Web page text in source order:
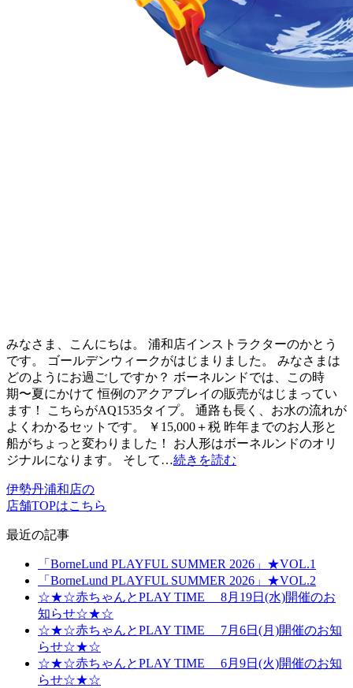
みなさま、こんにちは。 浦和店インストラクターのかとう
です。 ゴールデンウィークがはじまりました。 みなさまは
どのようにお過ごしですか？ ボーネルンドでは、この時
期〜夏にかけて 恒例のアクアプレイの販売がはじまってい
ます！ こちらがAQ1535タイプ。 通路も長く、お水の流れが
よくわかるセットです。 ￥15,000＋税 昨年までのお人形と
船がちょっと変わりました！ お人形はボーネルンドのオリ
ジナルになります。 そして…続きを読む
伊勢丹浦和店の
店舗TOPはこちら
最近の記事
「BorneLund PLAYFUL SUMMER 2026」★VOL.1
「BorneLund PLAYFUL SUMMER 2026」★VOL.2
☆★☆赤ちゃんとPLAY TIME 8月19日(水)開催のお
知らせ☆★☆
☆★☆赤ちゃんとPLAY TIME 7月6日(月)開催のお知
らせ☆★☆
☆★☆赤ちゃんとPLAY TIME 6月9日(火)開催のお知
らせ☆★☆